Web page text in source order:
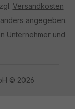
Versandkosten
angegeben.
Unternehmer und
© 2026